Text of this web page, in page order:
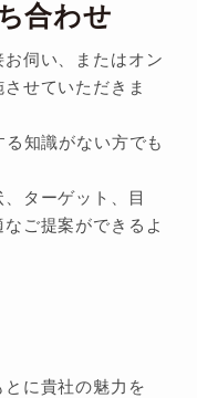
合わせ
伺い、またはオン
せていただきま
知識がない方でも
ターゲット、目
ご提案ができるよ
に貴社の魅力を